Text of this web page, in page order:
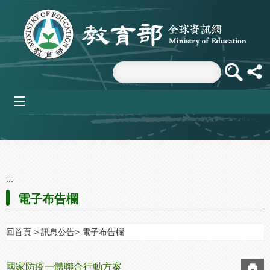
跳到主要內容區塊
:::
電子布告欄
回首頁 訊息公告 電子布告欄
國家防疫一體聯合行動方案